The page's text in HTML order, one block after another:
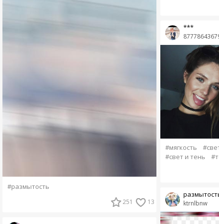
#размытость
251 13
***
#мягкость
#свет и тень
ktrnlbnw